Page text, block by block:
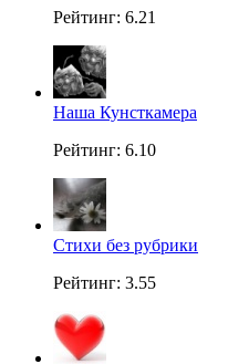
Рейтинг: 6.21
Наша Кунсткамера
Рейтинг: 6.10
Стихи без рубрики
Рейтинг: 3.55